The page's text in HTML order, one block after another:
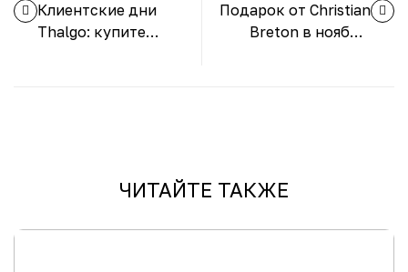
Клиентские дни
Thalgo: купите
Подарок от Christian
Breton в ноябре:
ЧИТАЙТЕ ТАКЖЕ